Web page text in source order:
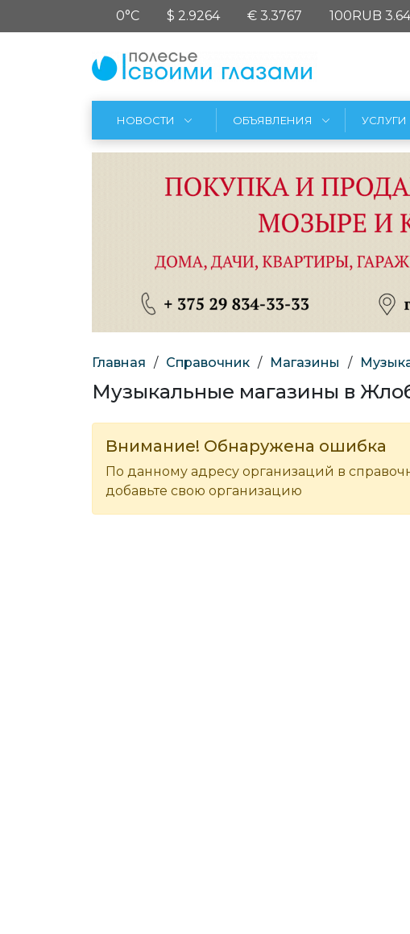
0°C $ 2.9264 € 3.3767 100RUB
НОВОСТИ ОБЪЯВЛЕНИЯ УСЛУГИ
Главная / Справочник / Магазины /
Музыкальные магазины в
Внимание! Обнаружена ошибка
По данному адресу организаций в
добавьте свою организацию